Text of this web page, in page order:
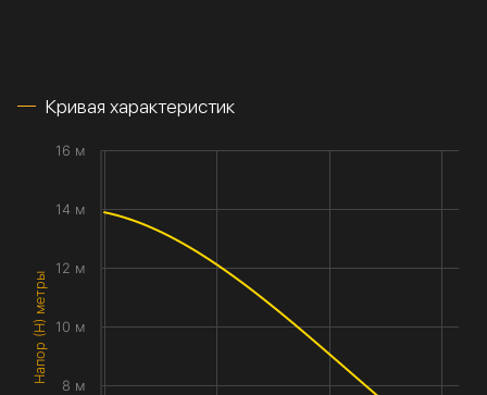
Кривая характеристик
Напор (H) метры
8 м
10 м
12 м
14 м
16 м